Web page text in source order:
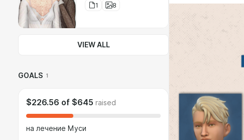
1
8
VIEW ALL
GOALS 1
$226.56 of $645 raised
на лечение Муси